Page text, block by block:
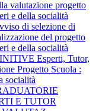
valutazione progetto
e della socialità
di selezione di
del progetto
e della socialità
Esperti, Tutor,
Progetto Scuola :
socialità
E TUTOR